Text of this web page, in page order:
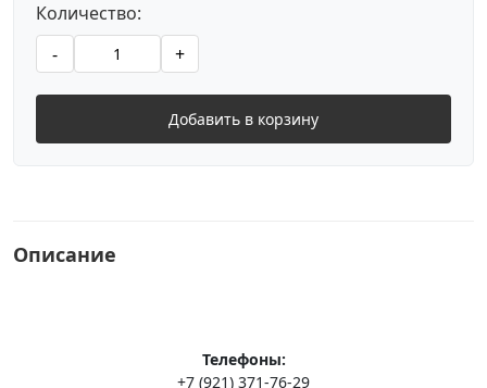
Количество:
-
+
Добавить в корзину
Описание
Телефоны:
+7 (921) 371-76-29